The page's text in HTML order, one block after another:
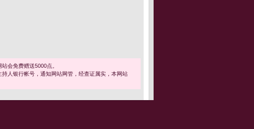
会免费赠送5000点。
人银行帐号，通知网站网管，经查证属实，本网站